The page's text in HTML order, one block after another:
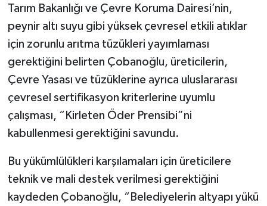
Tarım Bakanlığı ve Çevre Koruma Dairesi’nin,
peynir altı suyu gibi yüksek çevresel etkili atıklar
için zorunlu arıtma tüzükleri yayımlaması
gerektiğini belirten Çobanoğlu, üreticilerin,
Çevre Yasası ve tüzüklerine ayrıca uluslararası
çevresel sertifikasyon kriterlerine uyumlu
çalışması, “Kirleten Öder Prensibi”ni
kabullenmesi gerektiğini savundu.
Bu yükümlülükleri karşılamaları için üreticilere
teknik ve mali destek verilmesi gerektiğini
kaydeden Çobanoğlu, “Belediyelerin altyapı yükü